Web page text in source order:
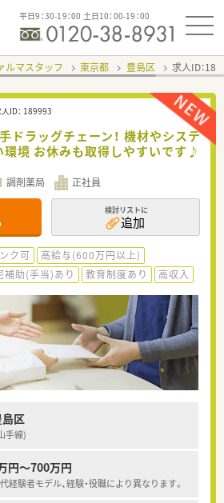
平日9：30-19：00 土日10：00-19：00
ルマスタッフ 東京都 豊島区 求人ID：
ID： 189993
ドラッグチェーン！ 機材やシステ
環境 お休みも取得しやすいです♪
調剤薬局 正社員
検討リストに
追加
ク可
高給与(600万円以上)
補助(手当)あり 教育制度あり 高収入
区
手線)
円～700万円
経験者モデル、経験・役職により異なります。